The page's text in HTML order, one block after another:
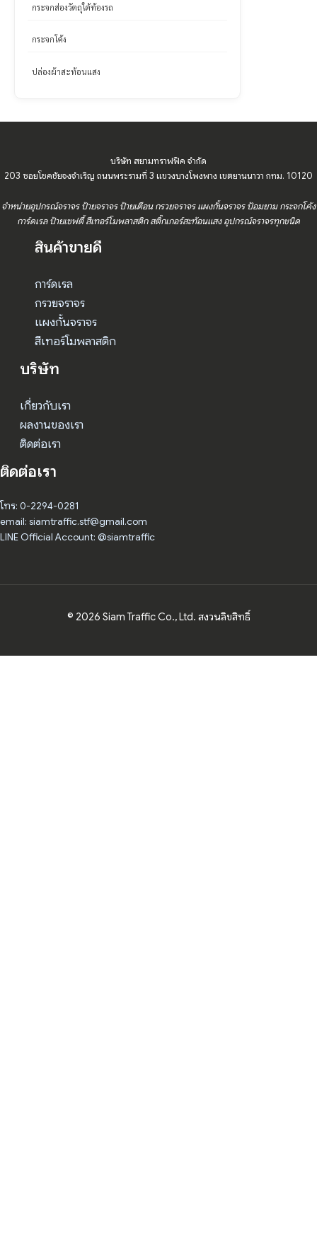
กระจกส่องวัตถุใต้ท้องรถ
กระจกโค้ง
ปล่องผ้าสะท้อนแสง
บริษัท สยามทราฟฟิค จำกัด
203 ซอยโชคชัยจงจำเริญ ถนนพระรามที่ 3 แขวงบางโพงพาง เขตยานนาวา กทม. 10120
จำหน่ายอุปกรณ์จราจร ป้ายจราจร ป้ายเตือน กรวยจราจร แผงกั้นจราจร ป้อมยาม กระจกโค้ง
การ์ดเรล ป้ายเซฟตี้ สีเทอร์โมพลาสติก สติ๊กเกอร์สะท้อนแสง อุปกรณ์จราจรทุกชนิด
สินค้าขายดี
การ์ดเรล
กรวยจราจร
แผงกั้นจราจร
สีเทอร์โมพลาสติก
บริษัท
เกี่ยวกับเรา
ผลงานของเรา
ติดต่อเรา
ติดต่อเรา
โทร: 0-2294-0281
email: siamtraffic.stf@gmail.com
LINE Official Account: @siamtraffic
© 2026 Siam Traffic Co., Ltd. สงวนลิขสิทธิ์